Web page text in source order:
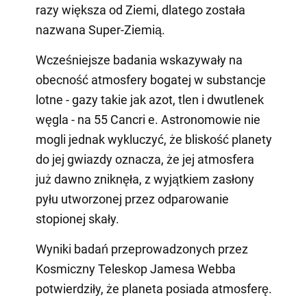
razy większa od Ziemi, dlatego została
nazwana Super-Ziemią.
Wcześniejsze badania wskazywały na
obecność atmosfery bogatej w substancje
lotne - gazy takie jak azot, tlen i dwutlenek
węgla - na 55 Cancri e. Astronomowie nie
mogli jednak wykluczyć, że bliskość planety
do jej gwiazdy oznacza, że jej atmosfera
już dawno zniknęła, z wyjątkiem zasłony
pyłu utworzonej przez odparowanie
stopionej skały.
Wyniki badań przeprowadzonych przez
Kosmiczny Teleskop Jamesa Webba
potwierdziły, że planeta posiada atmosferę.